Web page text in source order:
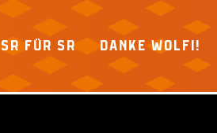
SR FÜR SR DANKE WOLFI!